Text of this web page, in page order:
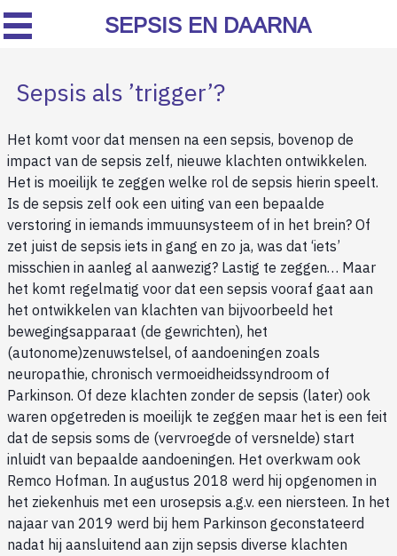
Sepsis als ’trigger’?
Het komt voor dat mensen na een sepsis, bovenop de
impact van de sepsis zelf, nieuwe klachten ontwikkelen.
Het is moeilijk te zeggen welke rol de sepsis hierin speelt.
Is de sepsis zelf ook een uiting van een bepaalde
verstoring in iemands immuunsysteem of in het brein? Of
zet juist de sepsis iets in gang en zo ja, was dat ‘iets’
misschien in aanleg al aanwezig? Lastig te zeggen… Maar
het komt regelmatig voor dat een sepsis vooraf gaat aan
het ontwikkelen van klachten van bijvoorbeeld het
bewegingsapparaat (de gewrichten), het
(autonome)zenuwstelsel, of aandoeningen zoals
neuropathie, chronisch vermoeidheidssyndroom of
Parkinson. Of deze klachten zonder de sepsis (later) ook
waren opgetreden is moeilijk te zeggen maar het is een feit
dat de sepsis soms de (vervroegde of versnelde) start
inluidt van bepaalde aandoeningen. Het overkwam ook
Remco Hofman. In augustus 2018 werd hij opgenomen in
het ziekenhuis met een urosepsis a.g.v. een niersteen. In het
najaar van 2019 werd bij hem Parkinson geconstateerd
nadat hij aansluitend aan zijn sepsis diverse klachten
SEPSIS EN DAARNA